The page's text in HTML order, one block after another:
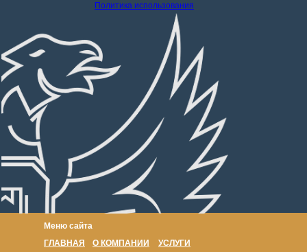
Меню сайта
Политика использования
ГЛАВНАЯ О КОМПАНИИ УСЛУГИ